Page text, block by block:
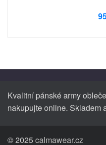
Kvalitní pánské army
nakupujte online. Skladem
© 2025calmawear.cz